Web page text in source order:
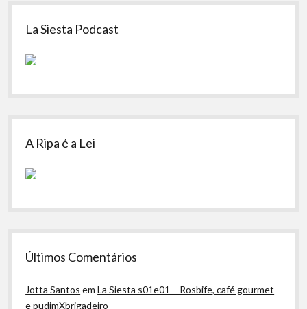
Sidebar
La Siesta Podcast
A Ripa é a Lei
Últimos Comentários
Jotta Santos emLa Siesta s01e01 – Rosbife, café gourmet
e pudimXbrigadeiro